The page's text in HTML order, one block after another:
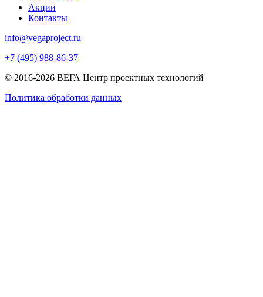
Акции
Контакты
info@vegaproject.ru
+7 (495) 988-86-37
© 2016-2026 ВЕГА Центр проектных технологий
Политика обработки данных